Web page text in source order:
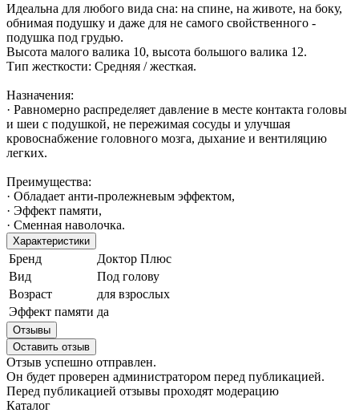
Идеальна для любого вида сна: на спине, на животе, на боку,
обнимая подушку и даже для не самого свойственного -
подушка под грудью.
Высота малого валика 10, высота большого валика 12.
Тип жесткости: Средняя / жесткая.
Назначения:
· Равномерно распределяет давление в месте контакта головы
и шеи с подушкой, не пережимая сосуды и улучшая
кровоснабжение головного мозга, дыхание и вентиляцию
легких.
Преимущества:
· Обладает анти-пролежневым эффектом,
· Эффект памяти,
· Сменная наволочка.
Характеристики
Бренд
Доктор Плюс
Вид
Под голову
Возраст
для взрослых
Эффект памяти да
Отзывы
Оставить отзыв
Отзыв успешно отправлен.
Он будет проверен администратором перед публикацией.
Перед публикацией отзывы проходят модерацию
Каталог